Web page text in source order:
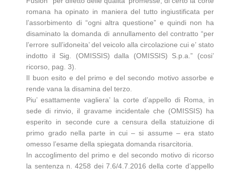
romana ha opinato in maniera del tutto ingiustificata per
l’assorbimento di “ogni altra questione” e quindi non ha
disaminato la domanda di annullamento del contratto “per
l’errore sull’idoneita’ del veicolo alla circolazione cui e’ stato
indotto il Sig. (OMISSIS) dalla (OMISSIS) S.p.a.” (cosi’
ricorso, pag. 3).
Il buon esito e del primo e del secondo motivo assorbe e
rende vana la disamina del terzo.
Piu’ esattamente vagliera’ la corte d’appello di Roma, in
sede di rinvio, il gravame incidentale che (OMISSIS) ha
esperito in seconde cure a censura della statuizione di
primo grado nella parte in cui – si assume – era stato
omesso l’esame della spiegata domanda risarcitoria.
In accoglimento del primo e del secondo motivo di ricorso
la sentenza n. 4258 dei 7.6/4.7.2016 della corte d’appello